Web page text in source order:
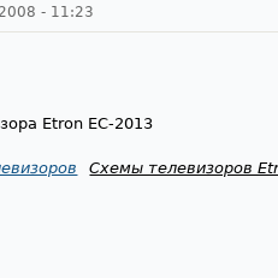
- 11:23
Etron EC-2013
Схемы телевизоров